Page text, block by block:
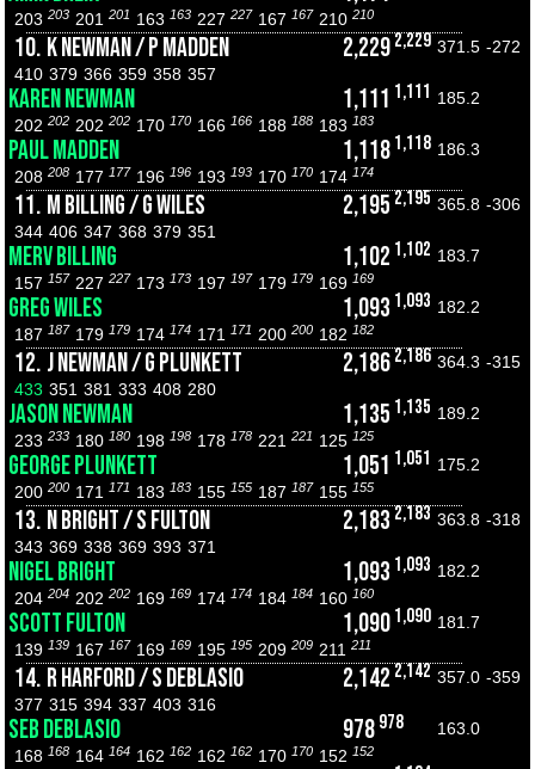
203 203 201 201 163 163 227 227 167 167 210 210
10. K NEWMAN / P MADDEN 2,2292,229 371.5 -272
410 379 366 359 358 357
KAREN NEWMAN 1,111 1,111 185.2
202 202 202 202 170 170 166 166 188 188 183 183
PAUL MADDEN 1,118 1,118 186.3
208 208 177 177 196 196 193 193 170 170 174 174
11. M BILLING / G WILES 2,195 2,195 365.8 -306
344 406 347 368 379 351
MERV BILLING 1,102 1,102 183.7
157 157 227 227 173 173 197 197 179 179 169 169
GREG WILES 1,093 1,093 182.2
187 187 179 179 174 174 171 171 200 200 182 182
12. J NEWMAN / G PLUNKETT 2,1862,186 364.3 -315
433 351 381 333 408 280
JASON NEWMAN 1,135 1,135 189.2
233 233 180 180 198 198 178 178 221 221 125 125
GEORGE PLUNKETT 1,051 1,051 175.2
200 200 171 171 183 183 155 155 187 187 155 155
13. N BRIGHT / S FULTON 2,183 2,183 363.8 -318
343 369 338 369 393 371
NIGEL BRIGHT 1,093 1,093 182.2
204 204 202 202 169 169 174 174 184 184 160 160
SCOTT FULTON 1,090 1,090 181.7
139 139 167 167 169 169 195 195 209 209 211 211
14. R HARFORD / S DEBLASIO 2,142 2,142 357.0 -359
377 315 394 337 403 316
SEB DEBLASIO 978 978
163.0
168 168 164 164 162 162 162 162 170 170 152 152